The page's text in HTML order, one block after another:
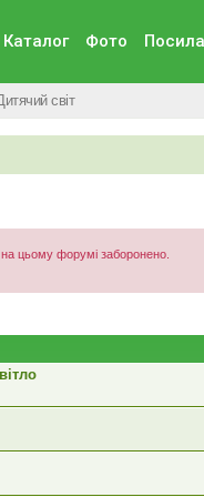
Каталог Фото
світ
цьому форумі заборонено.